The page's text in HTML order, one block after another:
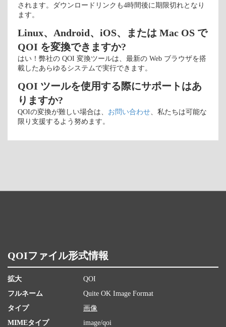
されます。ダウンロードリンクも4時間後に期限切れとなり
ます。
Linux、Android、iOS、または Mac OS で
QOI を変換できますか?
はい！弊社の QOI 変換ツールは、最新の Web ブラウザを搭
載したあらゆるシステムで実行できます。
QOI ツールを使用する際にサポートはあ
りますか?
QOIの変換が難しい場合は、 お問い合わせ、私たちは可能な
限り支援するよう努めます。
QOIファイル形式情報
拡大
QOI
フルネーム
Quite OK Image Format
タイプ
画像
MIMEタイプ
image/qoi